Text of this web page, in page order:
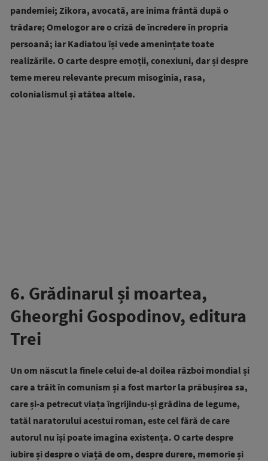
pandemiei; Zikora, avocată, are inima frântă după o
trădare; Omelogor are o criză de încredere în propria
persoană; iar Kadiatou își vede amenințate toate
realizările. O carte despre emoții, conexiuni, dar și despre
teme mereu relevante precum misoginia, rasa,
colonialismul și atâtea altele.
6. Grădinarul și moartea,
Gheorghi Gospodinov, editura
Trei
Un om născut la finele celui de-al doilea război mondial și
care a trăit în comunism și a fost martor la prăbușirea sa,
care și-a petrecut viața îngrijindu-și grădina de legume,
tatăl naratorului acestui roman, este cel fără de care
autorul nu își poate imagina existența. O carte despre
iubire și despre o viață de om, despre durere, memorie și